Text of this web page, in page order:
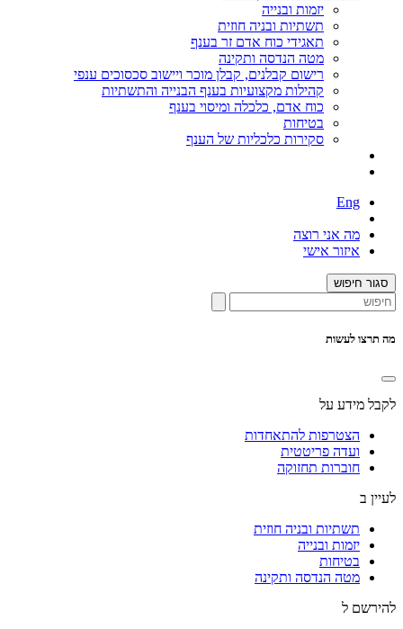
יזמות ובנייה
תשתיות ובניה חוזית
תאגידי כוח אדם זר בענף
מטה הנדסה ותקינה
רישום קבלנים, קבלן מוכר ויישוב סכסוכים ענפי
קהילות מקצועיות בענף הבנייה והתשתיות
כוח אדם, כלכלה ומיסוי בענף
בטיחות
סקירות כלכליות של הענף
Eng
מה אני רוצה
איזור אישי
סגור חיפוש
מה תרצו לעשות
לקבל מידע על
הצטרפות להתאחדות
ועדה פריטטית
חוברות תחזוקה
לעיין ב
תשתיות ובניה חוזית
יזמות ובנייה
בטיחות
מטה הנדסה ותקינה
להירשם ל